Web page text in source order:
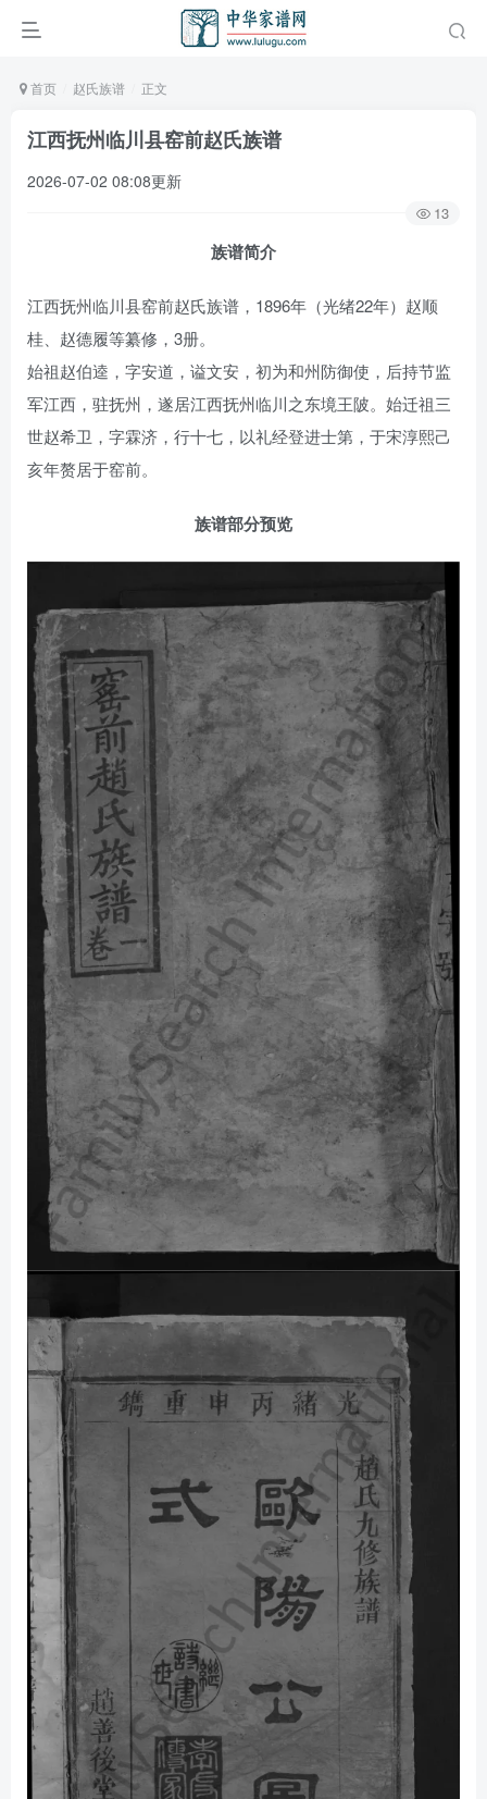
首页 赵氏族谱 正文
江西抚州临川县窑前赵氏族谱
2026-07-02 08:08更新
13
族谱简介
江西抚州临川县窑前赵氏族谱，1896年（光绪22年）赵顺
桂、赵德履等纂修，3册。
始祖赵伯逵，字安道，谥文安，初为和州防御使，后持节监
军江西，驻抚州，遂居江西抚州临川之东境王陂。始迁祖三
世赵希卫，字霖济，行十七，以礼经登进士第，于宋淳熙己
亥年赘居于窑前。
族谱部分预览